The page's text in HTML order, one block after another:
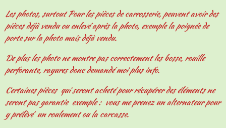
Les photos, surtout Pour les pièces de carrosserie, peuvent avoir des
pièces déjà vendu ou enlevé après la photo, exemple la poignée de
porte sur la photo mais déjà vendu.
De plus les photo ne montre pas correctement les bosse, rouille
perforante, rayures donc demandé moi plus info.
Certaines pièces qui seront acheté pour récupérer des éléments ne
seront pas garantie exemple : vous me prenez un alternateur pour
y prélèvé un roulement ou la carcasse.